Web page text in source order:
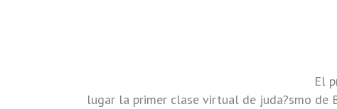
El
lugar la primer clase virtual de juda?smo de